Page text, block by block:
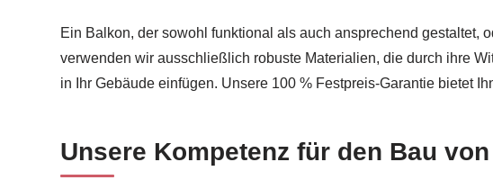
Ein Balkon, der sowohl funktional als auch ansprechend gestaltet,
verwenden wir ausschließlich robuste Materialien, die durch ihre
in Ihr Gebäude einfügen. Unsere 100 % Festpreis-Garantie bietet
Unsere Kompetenz für den Bau